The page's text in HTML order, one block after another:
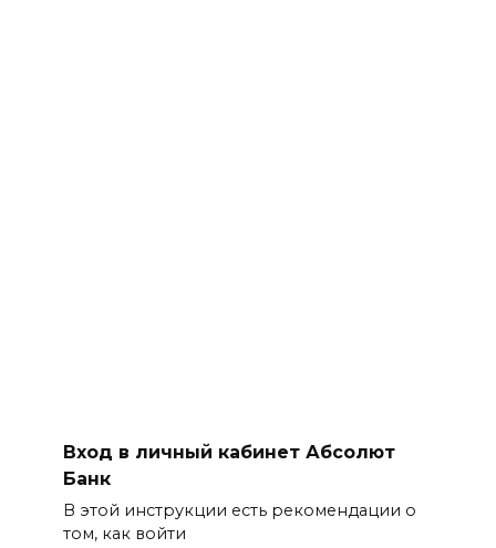
Вход в личный кабинет Абсолют
Банк
В этой инструкции есть рекомендации о
том, как войти